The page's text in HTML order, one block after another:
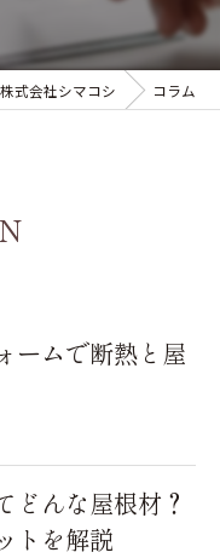
式会社シマコシ コラム
ームで断熱と屋
どんな屋根材？
トを解説